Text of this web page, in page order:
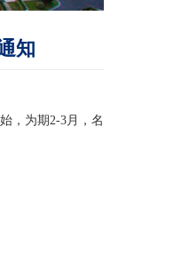
知
，为期2-3月，名